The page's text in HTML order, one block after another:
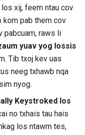
xij, feem ntau cov
kom pab them cov
pabcuam, raws li
yuav yog lossis
Tib txoj kev uas
neeg txhawb nqa
nyog.
Keystroked los
no txhais tau hais
los ntawm tes,